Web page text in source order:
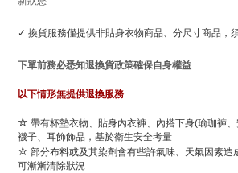
✓ 換貨服務僅提供非貼身衣物商品、分尺寸商品，
下單前務必悉知退換貨政策確保自身權益
以下情形無提供退換服務
✮ 帶有杯墊衣物、貼身內衣褲、內搭下身(瑜珈褲、
襪子、耳飾飾品，基於衛生安全考量
✮ 部分布料或及其染劑會有些許氣味、天氣因素造
可漸漸清除狀況